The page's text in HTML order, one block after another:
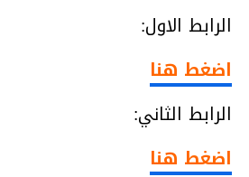
الرابط الاول:
اضغط هنا
الرابط الثاني:
اضغط هنا